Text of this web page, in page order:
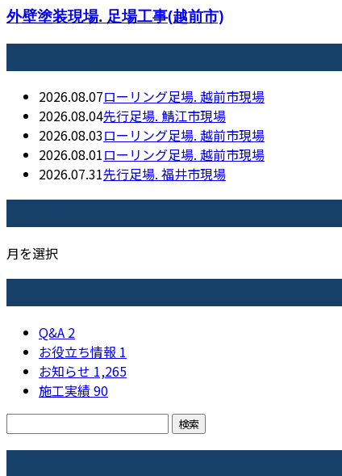
外壁塗装現場. 足場工事(越前市)
2026.08.07ローリング足場. 越前市現場
2026.08.04先行足場. 鯖江市現場
2026.08.03ローリング足場. 越前市現場
2026.08.01ローリング足場. 越前市現場
2026.07.31先行足場. 福井市現場
月を選択
Q&A 2
お役立ち情報 1
お知らせ 1,265
施工実績90